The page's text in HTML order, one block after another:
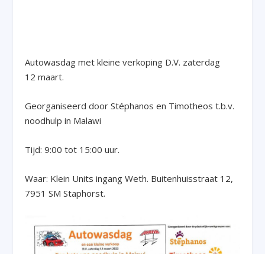
Autowasdag met kleine verkoping D.V. zaterdag
12 maart.
Georganiseerd door Stéphanos en Timotheos t.b.v.
noodhulp in Malawi
Tijd: 9:00 tot 15:00 uur.
Waar: Klein Units ingang Weth. Buitenhuisstraat 12,
7951 SM Staphorst.